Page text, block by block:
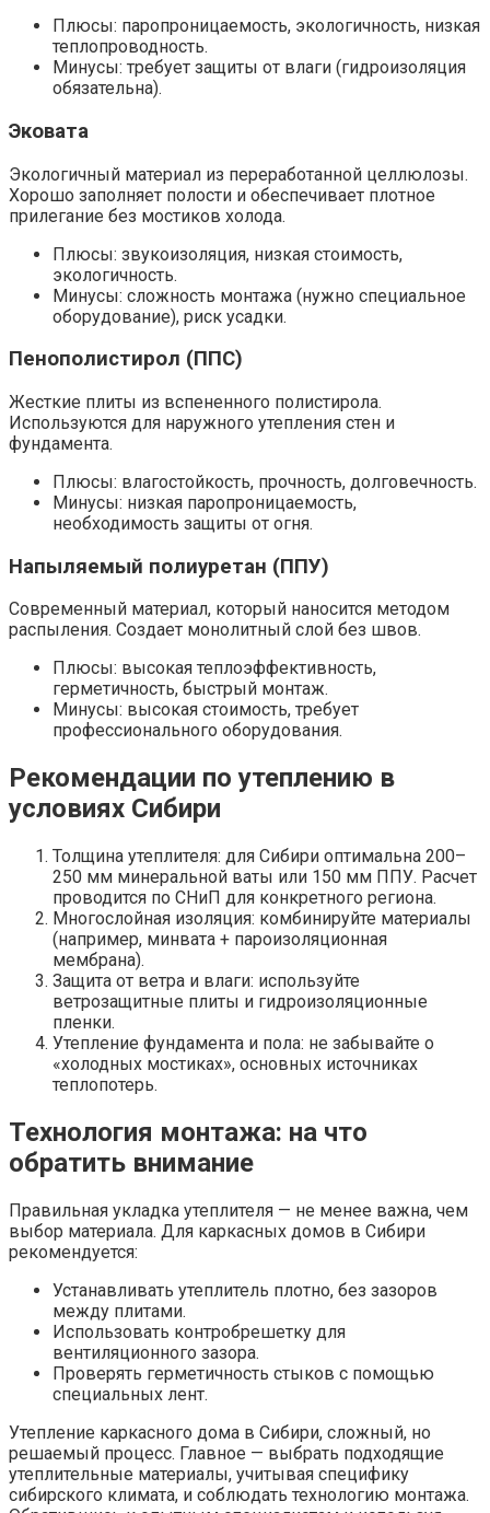
Плюсы: паропроницаемость, экологичность, низкая
теплопроводность.
Минусы: требует защиты от влаги (гидроизоляция
обязательна).
Эковата
Экологичный материал из переработанной целлюлозы.
Хорошо заполняет полости и обеспечивает плотное
прилегание без мостиков холода.
Плюсы: звукоизоляция, низкая стоимость,
экологичность.
Минусы: сложность монтажа (нужно специальное
оборудование), риск усадки.
Пенополистирол (ППС)
Жесткие плиты из вспененного полистирола.
Используются для наружного утепления стен и
фундамента.
Плюсы: влагостойкость, прочность, долговечность.
Минусы: низкая паропроницаемость,
необходимость защиты от огня.
Напыляемый полиуретан (ППУ)
Современный материал, который наносится методом
распыления. Создает монолитный слой без швов.
Плюсы: высокая теплоэффективность,
герметичность, быстрый монтаж.
Минусы: высокая стоимость, требует
профессионального оборудования.
Рекомендации по утеплению в
условиях Сибири
Толщина утеплителя: для Сибири оптимальна 200–
250 мм минеральной ваты или 150 мм ППУ. Расчет
проводится по СНиП для конкретного региона.
Многослойная изоляция: комбинируйте материалы
(например, минвата + пароизоляционная
мембрана).
Защита от ветра и влаги: используйте
ветрозащитные плиты и гидроизоляционные
пленки.
Утепление фундамента и пола: не забывайте о
«холодных мостиках», основных источниках
теплопотерь.
Технология монтажа: на что
обратить внимание
Правильная укладка утеплителя — не менее важна, чем
выбор материала. Для каркасных домов в Сибири
рекомендуется:
Устанавливать утеплитель плотно, без зазоров
между плитами.
Использовать контробрешетку для
вентиляционного зазора.
Проверять герметичность стыков с помощью
специальных лент.
Утепление каркасного дома в Сибири, сложный, но
решаемый процесс. Главное — выбрать подходящие
утеплительные материалы, учитывая специфику
сибирского климата, и соблюдать технологию монтажа.